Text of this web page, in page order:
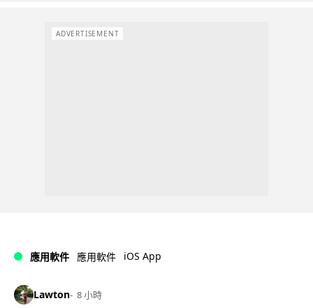
ADVERTISEMENT
應用軟件 應用軟件 iOS App
Lawton 8 小時